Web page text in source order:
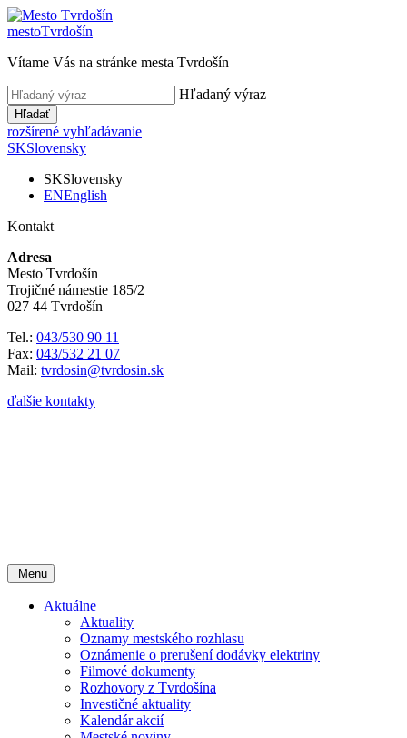
mestoTvrdošín
Vítame Vás na stránke mesta Tvrdošín
Hľadaný výraz
Hľadať
rozšírené vyhľadávanie
SKSlovensky
SKSlovensky
ENEnglish
Kontakt
Adresa
Mesto Tvrdošín
Trojičné námestie 185/2
027 44 Tvrdošín
Tel.: 043/530 90 11
Fax: 043/532 21 07
Mail: tvrdosin@tvrdosin.sk
ďalšie kontakty
Menu
Aktuálne
Aktuality
Oznamy mestského rozhlasu
Oznámenie o prerušení dodávky elektriny
Filmové dokumenty
Rozhovory z Tvrdošína
Investičné aktuality
Kalendár akcií